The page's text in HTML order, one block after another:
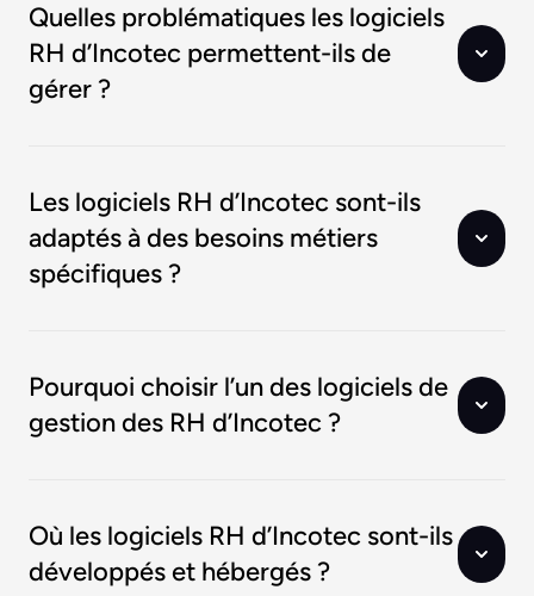
Quelles problématiques les logiciels
RH d’Incotec permettent-ils de
gérer ?
Les logiciels RH d’Incotec sont-ils
adaptés à des besoins métiers
spécifiques ?
Pourquoi choisir l’un des logiciels de
gestion des RH d’Incotec ?
Où les logiciels RH d’Incotec sont-ils
développés et hébergés ?